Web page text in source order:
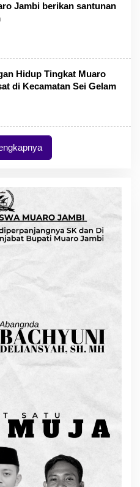
Jambi berikan santunan
Hidup Tingkat Muaro
di Kecamatan Sei Gelam